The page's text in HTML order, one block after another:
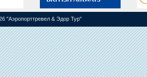
"Аэропорттревел & Эдор Тур"